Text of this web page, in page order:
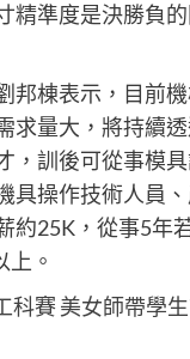
精準度是決勝負
邦棟表示，目前
求量大，將持續
，訓後可從事模
具操作技術人員
約25K，從事5年
上。